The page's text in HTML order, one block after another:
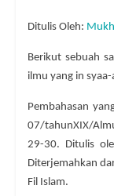
Ditulis Oleh:
Berikut sebuah
ilmu yang in
Pembahasan
07/tahunXIX/
29-30. Ditulis
Diterjemahkan
Fil Islam.